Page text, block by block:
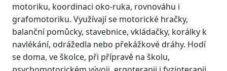
motoriku, koordinaci oko-ruka, rovnováhu i
grafomotoriku. Využívají se motorické hračky,
balanční pomůcky, stavebnice, vkládačky, korálky k
navlékání, odrážedla nebo překážkové dráhy. Hodí
se doma, ve školce, při přípravě na školu,